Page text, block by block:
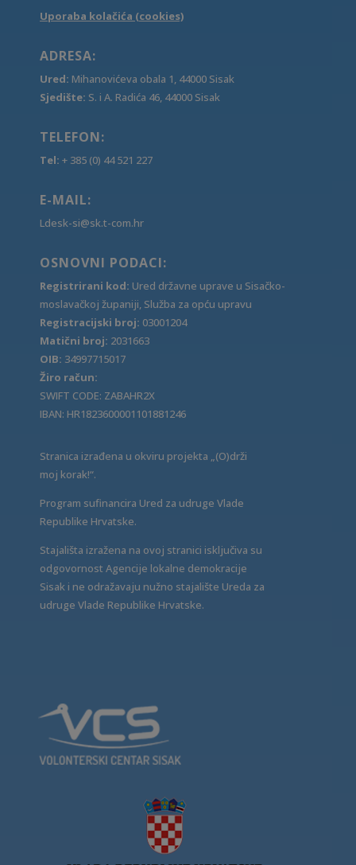
Uporaba kolačića (cookies)
ADRESA:
Ured: Mihanovićeva obala 1, 44000 Sisak
Sjedište: S. i A. Radića 46, 44000 Sisak
TELEFON:
Tel: + 385 (0) 44 521 227
E-MAIL:
Ldesk-si@sk.t-com.hr
OSNOVNI PODACI:
Registrirani kod: Ured državne uprave u Sisačko-
moslavačkoj županiji, Služba za opću upravu
Registracijski broj: 03001204
Matični broj: 2031663
OIB: 34997715017
Žiro račun:
SWIFT CODE: ZABAHR2X
IBAN: HR1823600001101881246
Stranica izrađena u okviru projekta „(O)drži
moj korak!“.
Program sufinancira Ured za udruge Vlade
Republike Hrvatske.
Stajališta izražena na ovoj stranici isključiva su
odgovornost Agencije lokalne demokracije
Sisak i ne odražavaju nužno stajalište Ureda za
udruge Vlade Republike Hrvatske.